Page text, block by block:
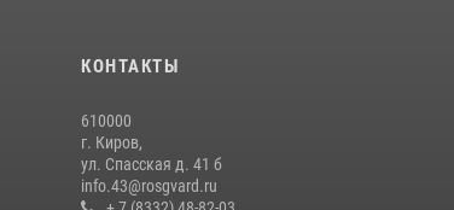
КОНТАКТЫ
610000
г. Киров,
ул. Спасская д. 41 б
info.43@rosgvard.ru